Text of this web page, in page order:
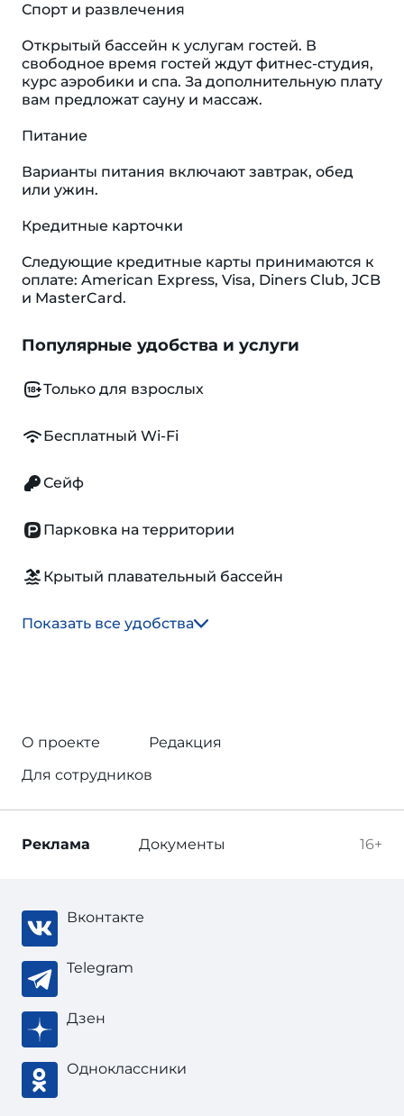
Спорт и развлечения
Открытый бассейн к услугам гостей. В
свободное время гостей ждут фитнес-студия,
курс аэробики и спа. За дополнительную плату
вам предложат сауну и массаж.
Питание
Варианты питания включают завтрак, обед
или ужин.
Кредитные карточки
Следующие кредитные карты принимаются к
оплате: American Express, Visa, Diners Club, JCB
и MasterCard.
Популярные удобства и услуги
Только для взрослых
Бесплатный Wi-Fi
Сейф
Парковка на территории
Крытый плавательный бассейн
Показать все удобства
О проекте
Редакция
Для сотрудников
16+
Реклама Документы
Вконтакте
Telegram
Дзен
Одноклассники